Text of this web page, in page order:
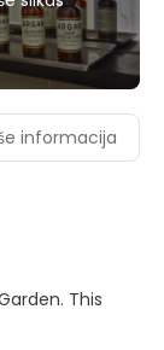
This
informacija